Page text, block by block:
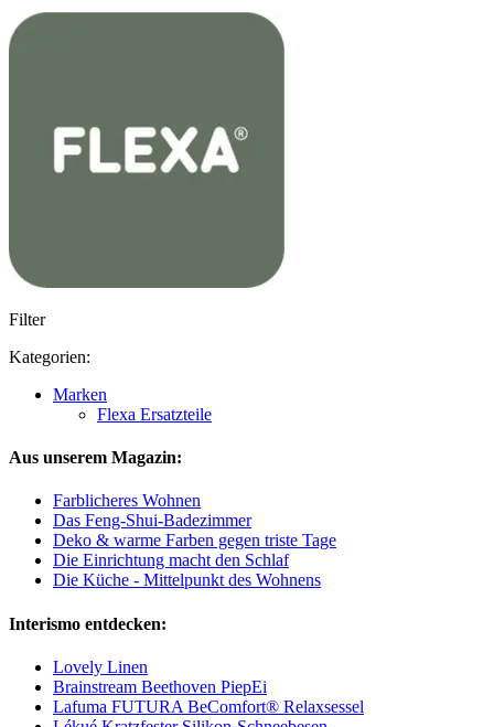
Filter
Kategorien:
Marken
Flexa Ersatzteile
Aus unserem Magazin:
Farblicheres Wohnen
Das Feng-Shui-Badezimmer
Deko & warme Farben gegen triste Tage
Die Einrichtung macht den Schlaf
Die Küche - Mittelpunkt des Wohnens
Interismo entdecken:
Lovely Linen
Brainstream Beethoven PiepEi
Lafuma FUTURA BeComfort® Relaxsessel